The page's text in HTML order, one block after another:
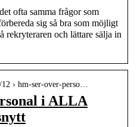
ofta samma frågor som
sig så bra som möjligt
rekryteraren och lättare sälja in
› hm-ser-over-perso…
i ALLA